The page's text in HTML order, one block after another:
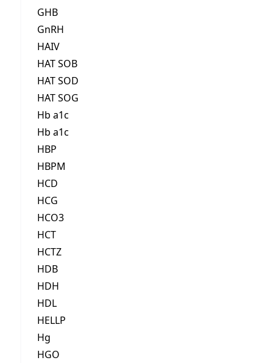
GHB
GnRH
HAIV
HAT SOB
HAT SOD
HAT SOG
Hb a1c
Hb a1c
HBP
HBPM
HCD
HCG
HCO3
HCT
HCTZ
HDB
HDH
HDL
HELLP
Hg
HGO